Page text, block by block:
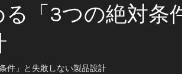
「3つの絶対条
件」と失敗しない製品設計